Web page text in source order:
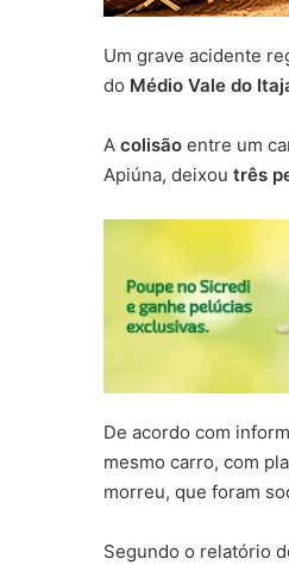
Um grave acidente
do Médio Vale do
A colisão entre um
Apiúna, deixou três
De acordo com
mesmo carro, com
morreu, que foram
Segundo o relatório